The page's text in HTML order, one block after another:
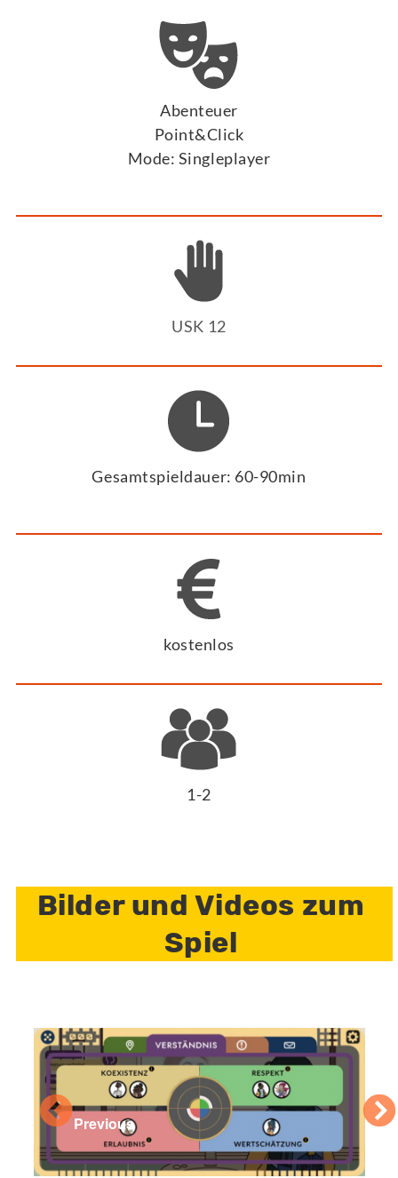
Abenteuer
Point&Click
Mode: Singleplayer
USK 12
Gesamtspieldauer: 60-90min
kostenlos
1-2
Bilder und Videos zum
Spiel
Previous